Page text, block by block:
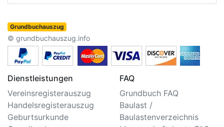
Grundbuchauszug
© grundbuchauszug.info
Dienstleistungen
Vereinsregisterauszug
Handelsregisterauszug
Geburtsurkunde
FAQ
Grundbuch FAQ
Baulast /
Baulastenverzeichnis